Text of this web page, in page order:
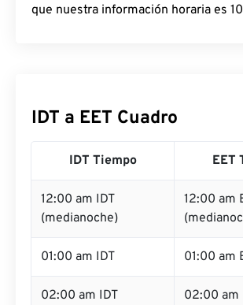
que nuestra información horaria es
IDT a EET Cuadro
IDT Tiempo EET
12:00 am IDT
(medianoche)
12:00 am
01:00 am IDT 01:00 am
02:00 am IDT 02:00 am